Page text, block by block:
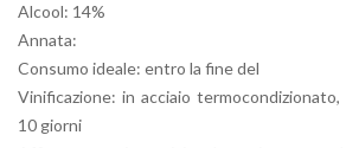
Alcool: 14%
Annata:
Consumo ideale: entro la fine del
Vinificazione: in acciaio
10 giorni